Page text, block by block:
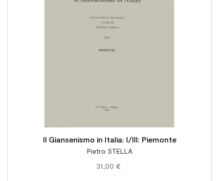
Il Giansenismo in Italia: I/III: Piemonte
Pietro STELLA
31,00 €